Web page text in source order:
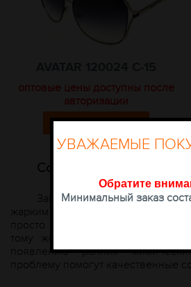
оптовые цены доступны после
авторизации
КУПИТЬ
Солнцезащитные очки
Защита глаз от
жарким летом, но и в зимнее
просто слепит глаза, но и
тому же, если постоянно
появлению ранних
проблему помогут качественные
УВАЖАЕМЫЕ
Обратите
Минимальный заказ